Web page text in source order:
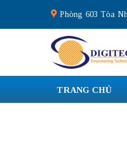
content
Phòng 603 Tòa
TRANG CHỦ